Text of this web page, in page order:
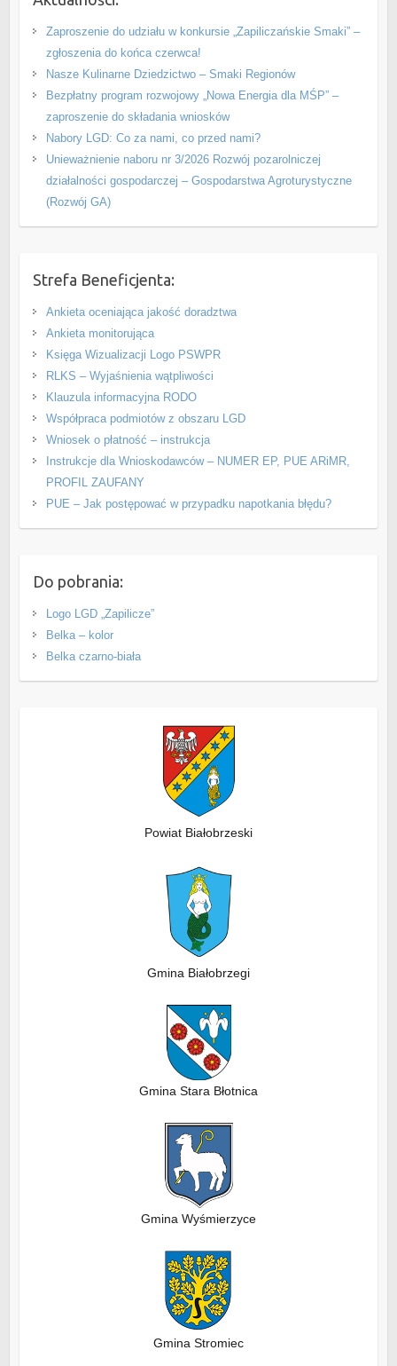
Zaproszenie do udziału w konkursie „Zapiliczańskie Smaki” –
zgłoszenia do końca czerwca!
Nasze Kulinarne Dziedzictwo – Smaki Regionów
Bezpłatny program rozwojowy „Nowa Energia dla MŚP” –
zaproszenie do składania wniosków
Nabory LGD: Co za nami, co przed nami?
Unieważnienie naboru nr 3/2026 Rozwój pozarolniczej
działalności gospodarczej – Gospodarstwa Agroturystyczne
(Rozwój GA)
Strefa Beneficjenta:
Ankieta oceniająca jakość doradztwa
Ankieta monitorująca
Księga Wizualizacji Logo PSWPR
RLKS – Wyjaśnienia wątpliwości
Klauzula informacyjna RODO
Współpraca podmiotów z obszaru LGD
Wniosek o płatność – instrukcja
Instrukcje dla Wnioskodawców – NUMER EP, PUE ARiMR,
PROFIL ZAUFANY
PUE – Jak postępować w przypadku napotkania błędu?
Do pobrania:
Logo LGD „Zapilicze”
Belka – kolor
Belka czarno-biała
Powiat Białobrzeski
Gmina Białobrzegi
Gmina Stara Błotnica
Gmina Wyśmierzyce
Gmina Stromiec